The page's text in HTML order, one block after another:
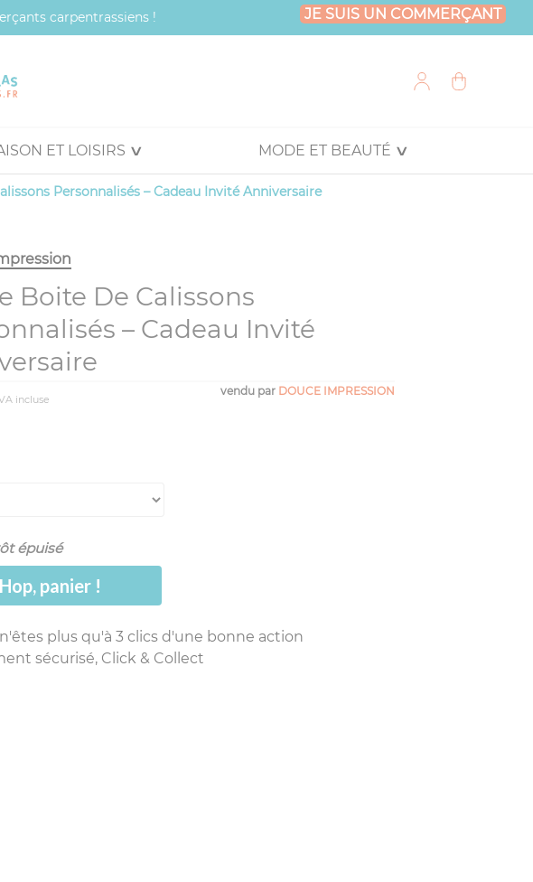
carpentrassiens ! JE SUIS UN COMMERÇANT
ET LOISIRS MODE ET BEAUTÉ
Personnalisés – Cadeau Invité Anniversaire
Boite De Calissons
– Cadeau Invité
vendu par DOUCE IMPRESSION
incluse
épuisé
Hop, panier !
plus qu'à 3 clics d'une bonne action
sécurisé, Click & Collect